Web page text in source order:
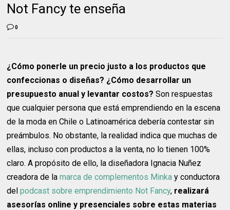
Not Fancy te enseña
0
¿Cómo ponerle un precio justo a los productos que
confeccionas o diseñas? ¿Cómo desarrollar un
presupuesto anual y levantar costos? Son respuestas
que cualquier persona que está emprendiendo en la escena
de la moda en Chile o Latinoamérica debería contestar sin
preámbulos. No obstante, la realidad indica que muchas de
ellas, incluso con productos a la venta, no lo tienen 100%
claro. A propósito de ello, la diseñadora Ignacia Nuñez
creadora de lamarca de complementos Minka y conductora
delpodcast sobre emprendimiento Not Fancy, realizará
asesorías online y presenciales sobre estas materias